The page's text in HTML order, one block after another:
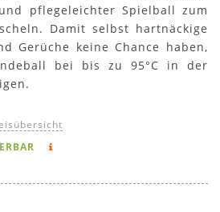
pflegeleichter Spielball zum
Damit selbst hartnäckige
Gerüche keine Chance haben,
bei bis zu 95°C in der